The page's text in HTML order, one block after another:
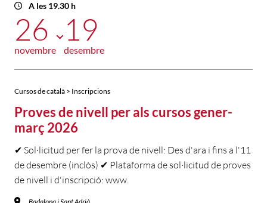
A les 19.30 h
26
novembre
19
desembre
Cursos de català > Inscripcions
Proves de nivell per als cursos gener-
març 2026
✔ Sol·licitud per fer la prova de nivell: Des d'ara i fins a l'11
de desembre (inclòs) ✔ Plataforma de sol·licitud de proves
de nivell i d'inscripció: www.